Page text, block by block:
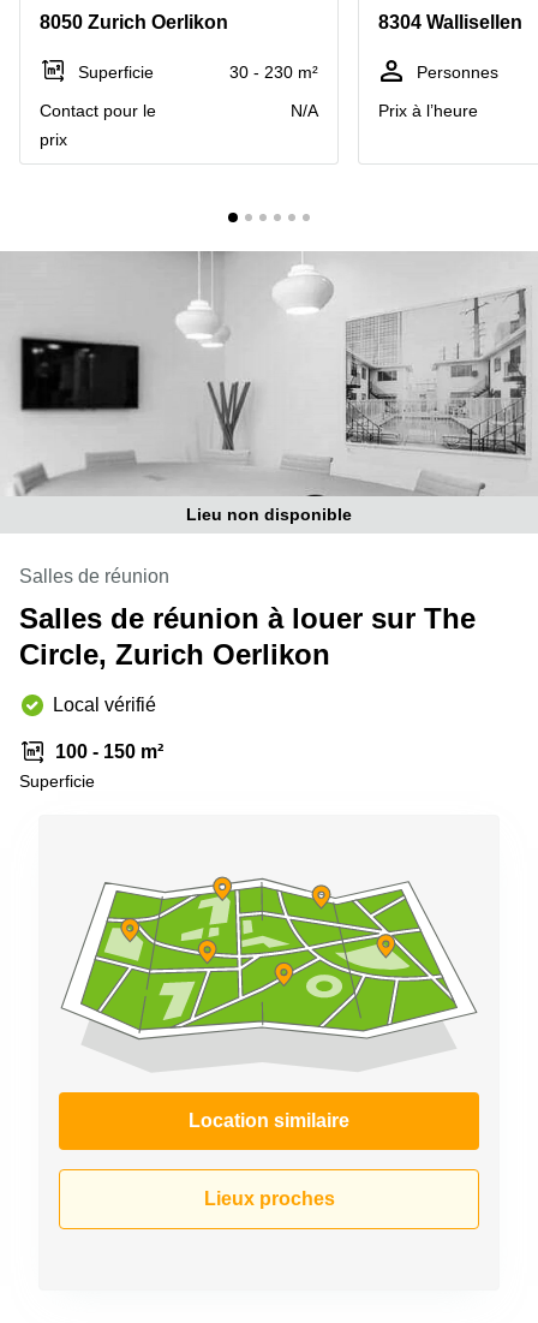
Genève
Coworking
Coworking
Basel
Coworking
Bienne
Coworking
Nyon
Versoix
Salle
réunion
Zurich
de
réunion
Genève
Salle de
Lausanne
Rue de
1
Place
Place
Casa-
Bamba
1-3
Rue de
Lausanne
Genève
Avenue
Casaï
18
Genève
Quai
13
Genève
Esplanade
de Pont-
Rouge 4
Lancy
267
Chemin
de la
8050 Zurich Oerlikon
Superficie
30 - 230 m²
Contact pour le
prix
N/A
8304 Wallisellen
Personnes
Prix à l’heure
Lieu non disponible
Salles de réunion
Salles de réunion à louer sur The
Circle, Zurich Oerlikon
Local vérifié
100 - 150 m²
Superficie
Location similaire
Lieux proches